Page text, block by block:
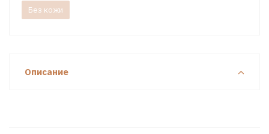
Без кожи
Описание